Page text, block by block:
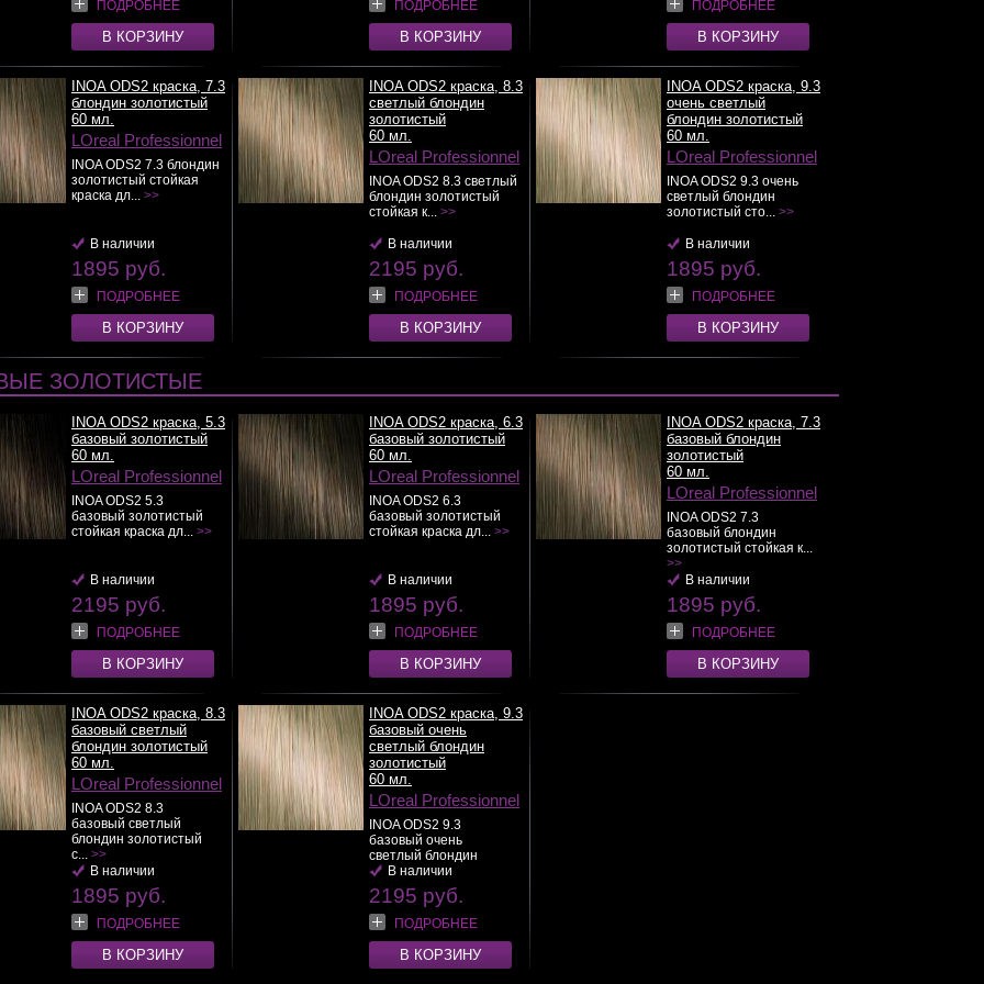
ПОДРОБНЕЕ
В КОРЗИНУ
ПОДРОБНЕЕ
В КОРЗИНУ
ПОДРОБНЕЕ
В КОРЗИНУ
INOA ODS2 краска, 7.3
блондин золотистый
60 мл.
LOreal Professionnel
INOA ODS2 7.3 блондин
золотистый стойкая
краска дл... >>
В наличии
1895 руб.
ПОДРОБНЕЕ
В КОРЗИНУ
INOA ODS2 краска, 8.3
светлый блондин
золотистый
60 мл.
LOreal Professionnel
INOA ODS2 8.3 светлый
блондин золотистый
стойкая к... >>
В наличии
2195 руб.
ПОДРОБНЕЕ
В КОРЗИНУ
INOA ODS2 краска, 9.3
очень светлый
блондин золотистый
60 мл.
LOreal Professionnel
INOA ODS2 9.3 очень
светлый блондин
золотистый сто... >>
В наличии
1895 руб.
ПОДРОБНЕЕ
В КОРЗИНУ
ЗОЛОТИСТЫЕ
INOA ODS2 краска, 5.3
базовый золотистый
60 мл.
LOreal Professionnel
INOA ODS2 5.3
базовый золотистый
стойкая краска дл... >>
В наличии
2195 руб.
ПОДРОБНЕЕ
В КОРЗИНУ
INOA ODS2 краска, 6.3
базовый золотистый
60 мл.
LOreal Professionnel
INOA ODS2 6.3
базовый золотистый
стойкая краска дл... >>
В наличии
1895 руб.
ПОДРОБНЕЕ
В КОРЗИНУ
INOA ODS2 краска, 7.3
базовый блондин
золотистый
60 мл.
LOreal Professionnel
INOA ODS2 7.3
базовый блондин
золотистый стойкая к...
>>
В наличии
1895 руб.
ПОДРОБНЕЕ
В КОРЗИНУ
INOA ODS2 краска, 8.3
базовый светлый
блондин золотистый
60 мл.
LOreal Professionnel
INOA ODS2 8.3
базовый светлый
блондин золотистый
с... >>
В наличии
1895 руб.
ПОДРОБНЕЕ
В КОРЗИНУ
INOA ODS2 краска, 9.3
базовый очень
светлый блондин
золотистый
60 мл.
LOreal Professionnel
INOA ODS2 9.3
базовый очень
светлый блондин
золоти...>>
В наличии
2195 руб.
ПОДРОБНЕЕ
В КОРЗИНУ